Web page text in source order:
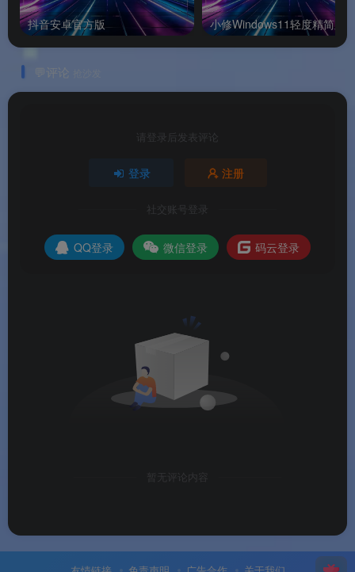
软件特色
✨ 软件特色
极致轻量高效 ：APK 仅约 5 MB，启动迅速，不
占用系统资源
🔧 高级版纯净无广告：移除广告权限、广告链接
v7a, x86, x86_64 四种架构
持续迭代更新：2026 年 6 月已更新至 1.57 版
本，支持最新处理器
🏆硬件检测领域的金字招牌：Windows 版行业标
抖音安卓官方版 小修Windows11轻度精简版
💬评论
请登录后发表评论
登录 注册
社交账号登录
QQ登录 微信登录 码云登录
暂无评论内容